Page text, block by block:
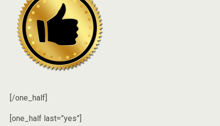
[/one_half]
[one_half last=”yes”]